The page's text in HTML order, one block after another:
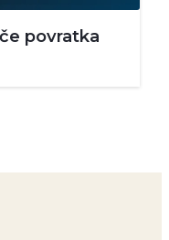
povratka